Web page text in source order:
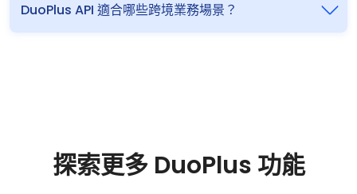
DuoPlus API 適合哪些跨境業務場景？
探索更多 DuoPlus 功能